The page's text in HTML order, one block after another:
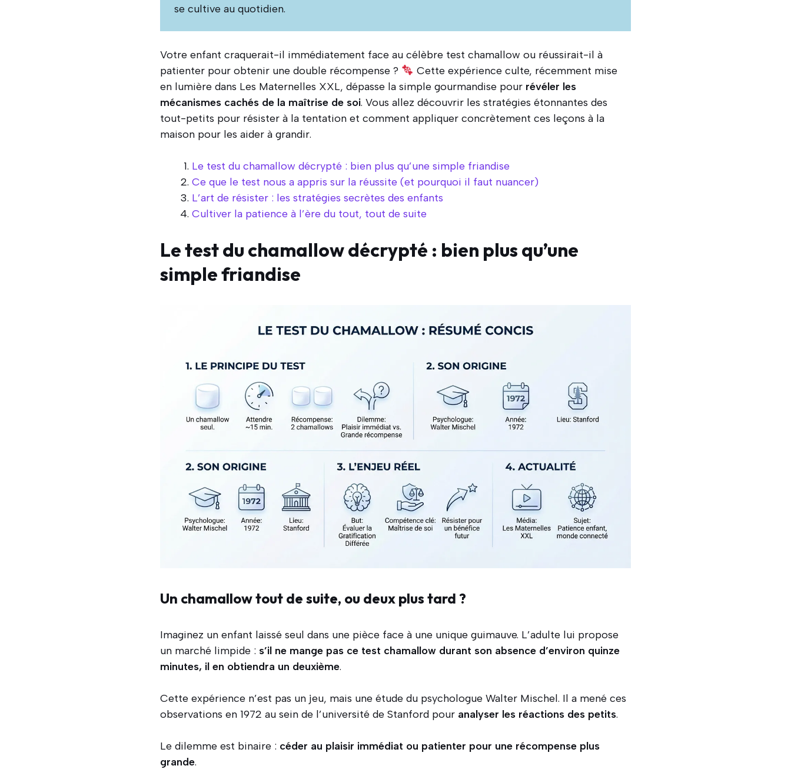
se cultive au quotidien.
Votre enfant craquerait-il immédiatement face au célèbre test chamallow ou réussirait-il à
patienter pour obtenir une double récompense ?
Cette expérience culte, récemment mise
en lumière dans Les Maternelles XXL, dépasse la simple gourmandise pour révéler les
mécanismes cachés de la maîtrise de soi. Vous allez découvrir les stratégies étonnantes des
tout-petits pour résister à la tentation et comment appliquer concrètement ces leçons à la
maison pour les aider à grandir.
Le test du chamallow décrypté : bien plus qu’une simple friandise
Ce que le test nous a appris sur la réussite (et pourquoi il faut nuancer)
L’art de résister : les stratégies secrètes des enfants
Cultiver la patience à l’ère du tout, tout de suite
Le test du chamallow décrypté : bien plus qu’une
simple friandise
Un chamallow tout de suite, ou deux plus tard ?
Imaginez un enfant laissé seul dans une pièce face à une unique guimauve. L’adulte lui propose
un marché limpide : s’il ne mange pas ce test chamallow durant son absence d’environ quinze
minutes, il en obtiendra un deuxième.
Cette expérience n’est pas un jeu, mais une étude du psychologue Walter Mischel. Il a mené ces
observations en 1972 au sein de l’université de Stanford pour analyser les réactions des petits.
Le dilemme est binaire : céder au plaisir immédiat ou patienter pour une récompense plus
grande.